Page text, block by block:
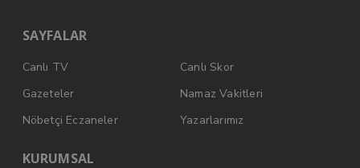
SAYFALAR
Canlı TV
Canlı Skor
Gazeteler
Namaz Vakitleri
Nöbetçi Eczaneler
Yazarlarımız
KURUMSAL